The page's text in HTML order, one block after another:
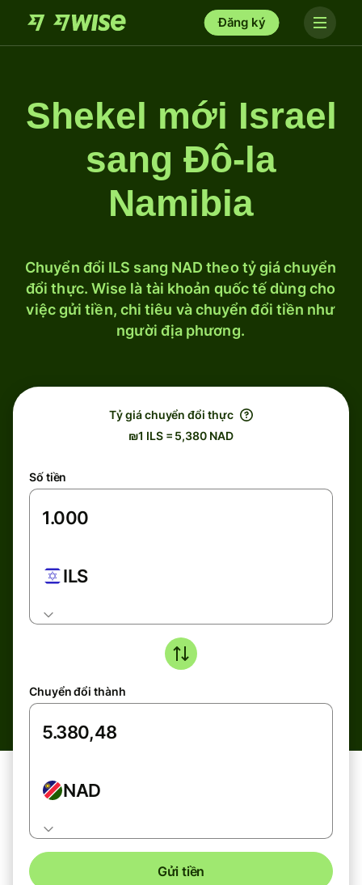
Đăng ký
Shekel mới Israel
sang Đô-la
Namibia
Chuyển đổi ILS sang NAD theo tỷ giá chuyển
đổi thực. Wise là tài khoản quốc tế dùng cho
việc gửi tiền, chi tiêu và chuyển đổi tiền như
người địa phương.
Tỷ giá chuyển đổi thực
₪1 ILS = 5,380 NAD
Số tiền
ILS
Chuyển đổi thành
NAD
Gửi tiền